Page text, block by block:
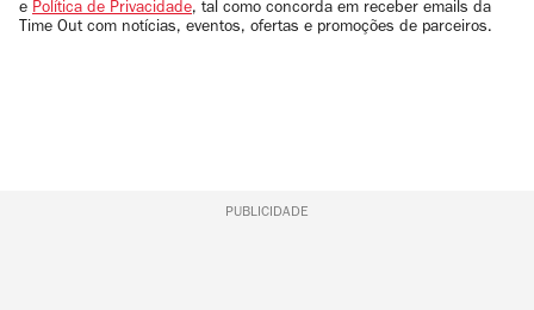
e Política de Privacidade, tal como concorda em receber emails da
Time Out com notícias, eventos, ofertas e promoções de parceiros.
PUBLICIDADE